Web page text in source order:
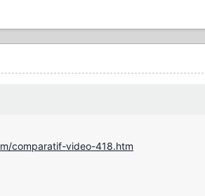
comparatif-video-418.htm